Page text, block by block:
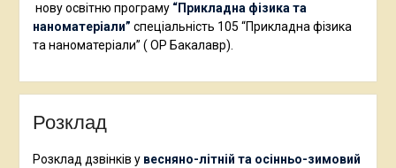
нову освітню програму “Прикладна фізика та
наноматеріали” спеціальність 105 “Прикладна фізика
та наноматеріали” ( ОР Бакалавр).
Розклад
Розклад дзвінків у весняно-літній та осінньо-зимовий